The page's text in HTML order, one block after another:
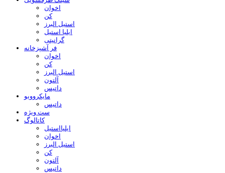
اخوان
کن
استیل البرز
ایلیا استیل
گرانیتی
فر آشپزخانه
اخوان
کن
استیل البرز
آلتون
داتیس
مایکروویو
داتیس
ست ویژه
کاتالوگ
ایلیااستیل
اخوان
استیل البرز
کن
آلتون
داتیس